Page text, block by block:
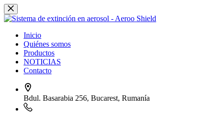
Saltar
al
Inicio
Quiénes somos
Productos
NOTICIAS
Contacto
Bdul. Basarabia 256, Bucarest, Rumanía